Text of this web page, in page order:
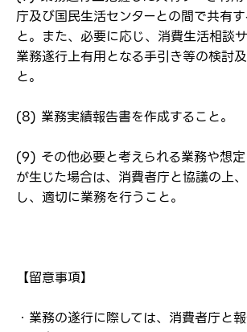
弊社ホームページの求人票をみ
応募した方へ
弊社ホームページの求人票をみて
応募し、転職を決めた方
お気に入り登録にはログインが必要です
メールアドレス
パスワード
※パスワードを忘れた方はコチラ
庁及び国民生活センターとの間で共有
と。また、必要に応じ、消費生活相談
業務遂行上有用となる手引き等の検討
と。
(8) 業務実績報告書を作成すること。
(9) その他必要と考えられる業務や想
が生じた場合は、消費者庁と協議の上
し、適切に業務を行うこと。
【留意事項】
・業務の遂行に際しては、消費者庁と